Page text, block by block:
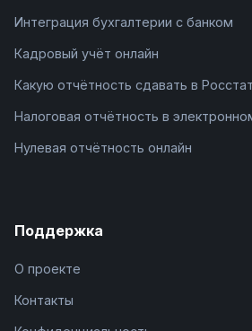
Интеграция бухгалтерии с банком
Кадровый учёт онлайн
Какую отчётность сдавать в Росстат
Налоговая отчётность в
Нулевая отчётность онлайн
Поддержка
О проекте
Контакты